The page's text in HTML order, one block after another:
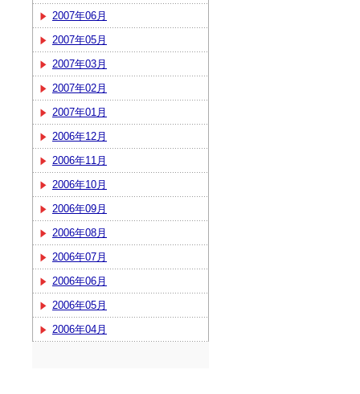
2007年06月
2007年05月
2007年03月
2007年02月
2007年01月
2006年12月
2006年11月
2006年10月
2006年09月
2006年08月
2006年07月
2006年06月
2006年05月
2006年04月